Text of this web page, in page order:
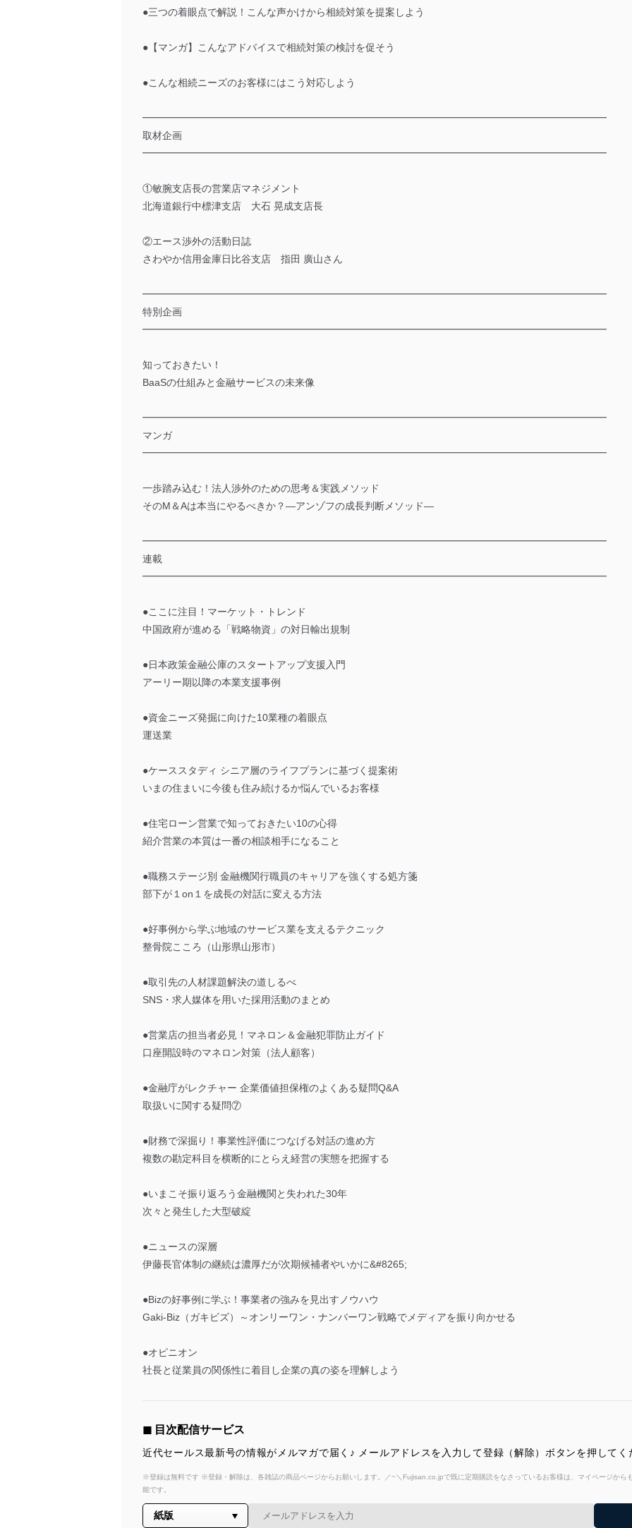
●三つの着眼点で解説！こんな声かけから相続対策を提案しよう
●【マンガ】こんなアドバイスで相続対策の検討を促そう
●こんな相続ニーズのお客様にはこう対応しよう
━━━━━━━━━━━━━━━━━━━━━━━━━━━━━━━━━━━━━━━━━━━━━━━
取材企画
━━━━━━━━━━━━━━━━━━━━━━━━━━━━━━━━━━━━━━━━━━━━━━━
①敏腕支店長の営業店マネジメント
北海道銀行中標津支店 大石 晃成支店長
②エース渉外の活動日誌
さわやか信用金庫日比谷支店 指田 廣山さん
━━━━━━━━━━━━━━━━━━━━━━━━━━━━━━━━━━━━━━━━━━━━━━━
特別企画
━━━━━━━━━━━━━━━━━━━━━━━━━━━━━━━━━━━━━━━━━━━━━━━
知っておきたい！
BaaSの仕組みと金融サービスの未来像
━━━━━━━━━━━━━━━━━━━━━━━━━━━━━━━━━━━━━━━━━━━━━━━
マンガ
━━━━━━━━━━━━━━━━━━━━━━━━━━━━━━━━━━━━━━━━━━━━━━━
一歩踏み込む！法人渉外のための思考＆実践メソッド
そのM＆Aは本当にやるべきか？―アンゾフの成長判断メソッド―
━━━━━━━━━━━━━━━━━━━━━━━━━━━━━━━━━━━━━━━━━━━━━━━
連載
━━━━━━━━━━━━━━━━━━━━━━━━━━━━━━━━━━━━━━━━━━━━━━━
●ここに注目！マーケット・トレンド
中国政府が進める「戦略物資」の対日輸出規制
●日本政策金融公庫のスタートアップ支援入門
アーリー期以降の本業支援事例
●資金ニーズ発掘に向けた10業種の着眼点
運送業
●ケーススタディ シニア層のライフプランに基づく提案術
いまの住まいに今後も住み続けるか悩んでいるお客様
●住宅ローン営業で知っておきたい10の心得
紹介営業の本質は一番の相談相手になること
●職務ステージ別 金融機関行職員のキャリアを強くする処方箋
部下が１on１を成長の対話に変える方法
●好事例から学ぶ地域のサービス業を支えるテクニック
整骨院こころ（山形県山形市）
●取引先の人材課題解決の道しるべ
SNS・求人媒体を用いた採用活動のまとめ
●営業店の担当者必見！マネロン＆金融犯罪防止ガイド
口座開設時のマネロン対策（法人顧客）
●金融庁がレクチャー 企業価値担保権のよくある疑問Q&A
取扱いに関する疑問⑦
●財務で深掘り！事業性評価につなげる対話の進め方
複数の勘定科目を横断的にとらえ経営の実態を把握する
●いまこそ振り返ろう金融機関と失われた30年
次々と発生した大型破綻
●ニュースの深層
伊藤長官体制の継続は濃厚だが次期候補者やいかに&#8265;
●Bizの好事例に学ぶ！事業者の強みを見出すノウハウ
Gaki‐Biz（ガキビズ）～オンリーワン・ナンバーワン戦略でメディアを振り向かせる
●オピニオン
社長と従業員の関係性に着目し企業の真の姿を理解しよう
◼︎ 目次配信サービス
近代セールス最新号の情報がメルマガで届く♪ メールアドレスを入力して登録（解除）ボタンを押してく
※登録は無料です ※登録・解除は、各雑誌の商品ページからお願いします。／~＼Fujisan.co.jpで既に定期購読をなさっているお客様は、マイページから
能です。